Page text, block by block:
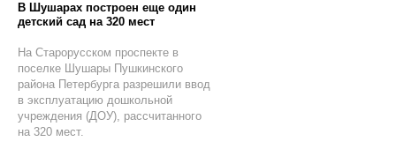
В Шушарах построен еще один
детский сад на 320 мест
На Старорусском проспекте в
поселке Шушары Пушкинского
района Петербурга разрешили ввод
в эксплуатацию дошкольной
учреждения (ДОУ), рассчитанного
на 320 мест.